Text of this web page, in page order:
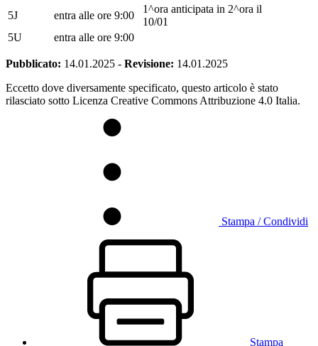
5J
entra alle ore 9:00
1^ora anticipata in 2^ora il
10/01
5U
entra alle ore 9:00
Pubblicato: 14.01.2025 - Revisione: 14.01.2025
Eccetto dove diversamente specificato, questo articolo è stato
rilasciato sotto Licenza Creative Commons Attribuzione 4.0 Italia.
Stampa / Condividi
Stampa